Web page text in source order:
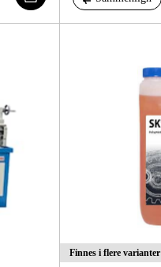
Finnes i flere varianter